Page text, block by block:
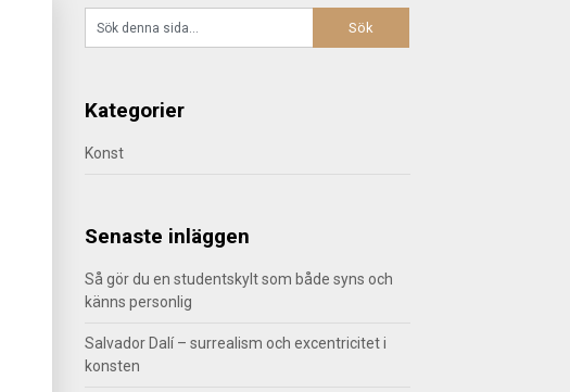
Kategorier
Konst
Senaste inläggen
Så gör du en studentskylt som både syns och
känns personlig
Salvador Dalí – surrealism och excentricitet i
konsten